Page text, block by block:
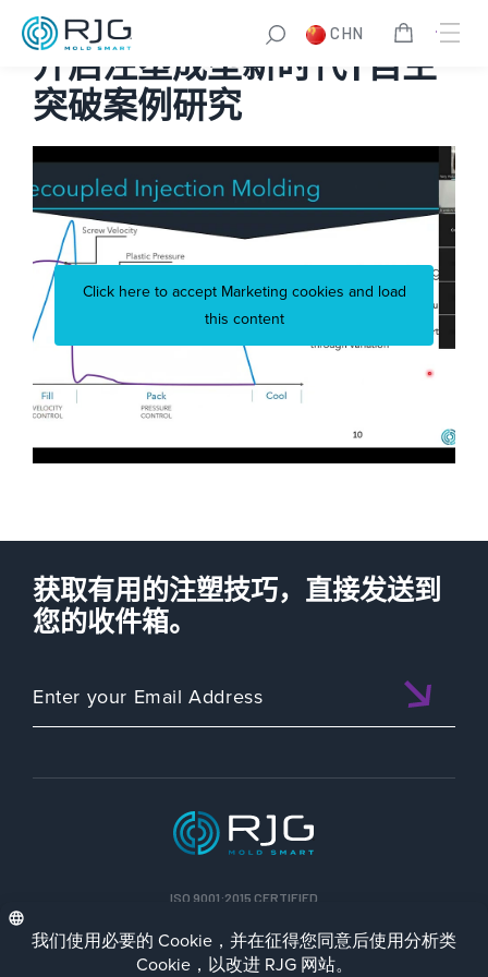
CHN
开启注塑成型新时代 | 自主
突破案例研究
Click here to accept Marketing cookies and load
this content
获取有用的注塑技巧，直接发送到
您的收件箱。
ISO 9001:2015 CERTIFIED